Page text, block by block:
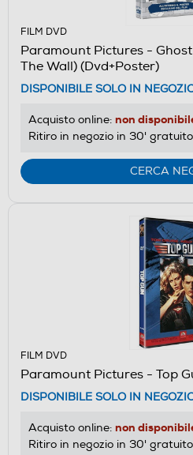
FILM DVD
Paramount Pictures -
The Wall) (Dvd+Poster)
DISPONIBILE SOLO IN
Acquisto online: non
Ritiro in negozio in 30'
CERCA
FILM DVD
Paramount Pictures - Top
DISPONIBILE SOLO IN
Acquisto online: non
Ritiro in negozio in 30'